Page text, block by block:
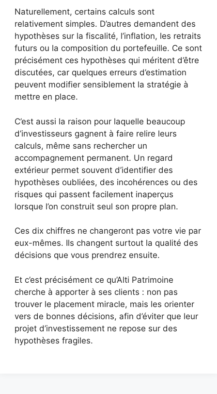
Naturellement, certains calculs sont
relativement simples. D’autres demandent des
hypothèses sur la fiscalité, l’inflation, les retraits
futurs ou la composition du portefeuille. Ce sont
précisément ces hypothèses qui méritent d’être
discutées, car quelques erreurs d’estimation
peuvent modifier sensiblement la stratégie à
mettre en place.
C’est aussi la raison pour laquelle beaucoup
d’investisseurs gagnent à faire relire leurs
calculs, même sans rechercher un
accompagnement permanent. Un regard
extérieur permet souvent d’identifier des
hypothèses oubliées, des incohérences ou des
risques qui passent facilement inaperçus
lorsque l’on construit seul son propre plan.
Ces dix chiffres ne changeront pas votre vie par
eux-mêmes. Ils changent surtout la qualité des
décisions que vous prendrez ensuite.
Et c’est précisément ce qu’Alti Patrimoine
cherche à apporter à ses clients : non pas
trouver le placement miracle, mais les orienter
vers de bonnes décisions, afin d’éviter que leur
projet d’investissement ne repose sur des
hypothèses fragiles.